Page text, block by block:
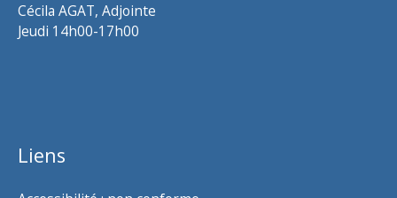
Cécila AGAT, Adjointe
Jeudi 14h00-17h00
Liens